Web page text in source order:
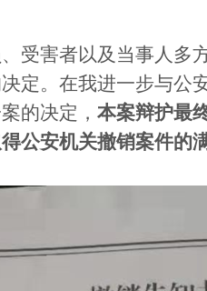
受害者以及当事人多
定。在我进一步与公
的决定， 本案辩护最
公安机关撤销案件的